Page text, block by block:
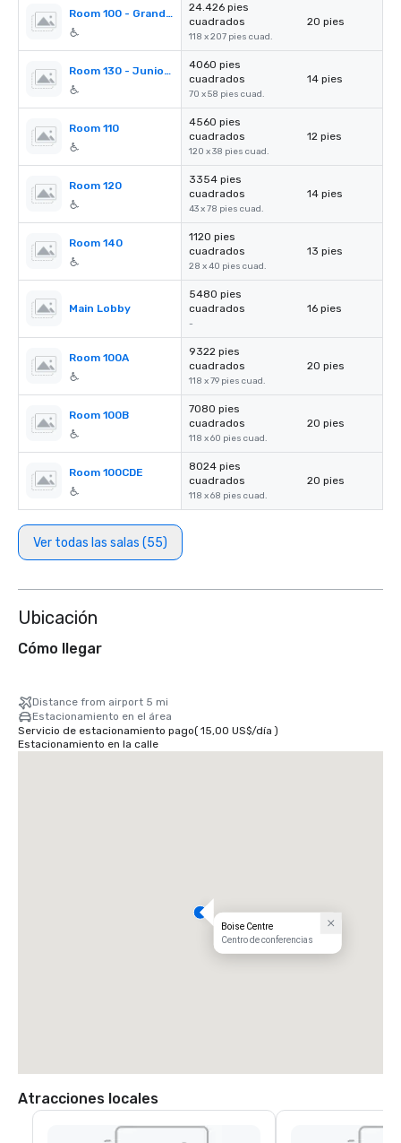
Room 100 - Grand Ballroom
24.426 pies
cuadrados
118 x 207 pies cuad.
20 pies
Room 130 - Junior Ballroom
4060 pies
cuadrados
70 x 58 pies cuad.
14 pies
Room 110
4560 pies
cuadrados
120 x 38 pies cuad.
12 pies
Room 120
3354 pies
cuadrados
43 x 78 pies cuad.
14 pies
Room 140
1120 pies
cuadrados
28 x 40 pies cuad.
13 pies
Main Lobby
5480 pies
cuadrados
-
16 pies
Room 100A
9322 pies
cuadrados
118 x 79 pies cuad.
20 pies
Room 100B
7080 pies
cuadrados
118 x 60 pies cuad.
20 pies
Room 100CDE
8024 pies
cuadrados
118 x 68 pies cuad.
20 pies
Ver todas las salas (55)
Ubicación
Cómo llegar
Distance from airport 5 mi
Estacionamiento en el área
Servicio de estacionamiento pago( 15,00 US$/día )
Estacionamiento en la calle
Boise Centre
Centro de conferencias
Atracciones locales